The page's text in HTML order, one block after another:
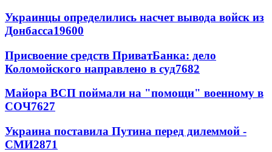
Украинцы определились насчет вывода войск из
Донбасса19600
Присвоение средств ПриватБанка: дело
Коломойского направлено в суд7682
Майора ВСП поймали на "помощи" военному в
СОЧ7627
Украина поставила Путина перед дилеммой -
СМИ2871